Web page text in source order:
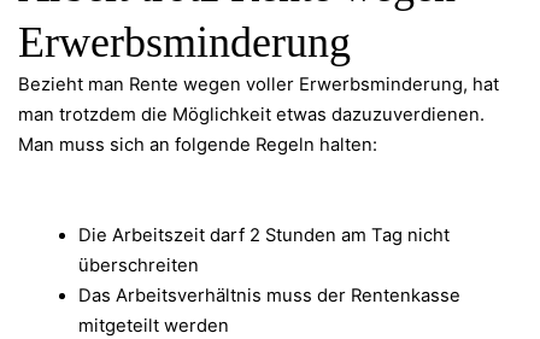
Erwerbsminderung
Bezieht man Rente wegen voller Erwerbsminderung, hat
man trotzdem die Möglichkeit etwas dazuzuverdienen.
Man muss sich an folgende Regeln halten:
Die Arbeitszeit darf 2 Stunden am Tag nicht
überschreiten
Das Arbeitsverhältnis muss der Rentenkasse
mitgeteilt werden